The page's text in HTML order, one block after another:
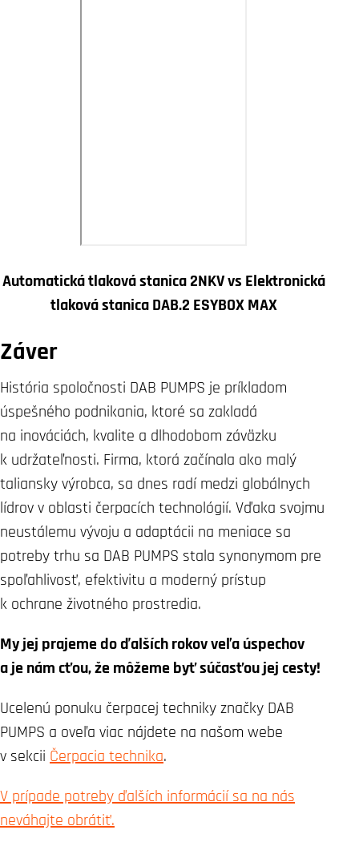
Automatická tlaková stanica 2NKV vs Elektronická
tlaková stanica DAB.2 ESYBOX MAX
Záver
História spoločnosti DAB PUMPS je príkladom
úspešného podnikania, ktoré sa zakladá
na inováciách, kvalite a dlhodobom záväzku
k udržateľnosti. Firma, ktorá začínala ako malý
taliansky výrobca, sa dnes radí medzi globálnych
lídrov v oblasti čerpacích technológií. Vďaka svojmu
neustálemu vývoju a adaptácii na meniace sa
potreby trhu sa DAB PUMPS stala synonymom pre
spoľahlivosť, efektivitu a moderný prístup
k ochrane životného prostredia.
My jej prajeme do ďalších rokov veľa úspechov
a je nám cťou, že môžeme byť súčasťou jej cesty!
Ucelenú ponuku čerpacej techniky značky DAB
PUMPS a oveľa viac nájdete na našom webe
v sekcii Čerpacia technika.
V prípade potreby ďalších informácií sa na nás
neváhajte obrátiť.